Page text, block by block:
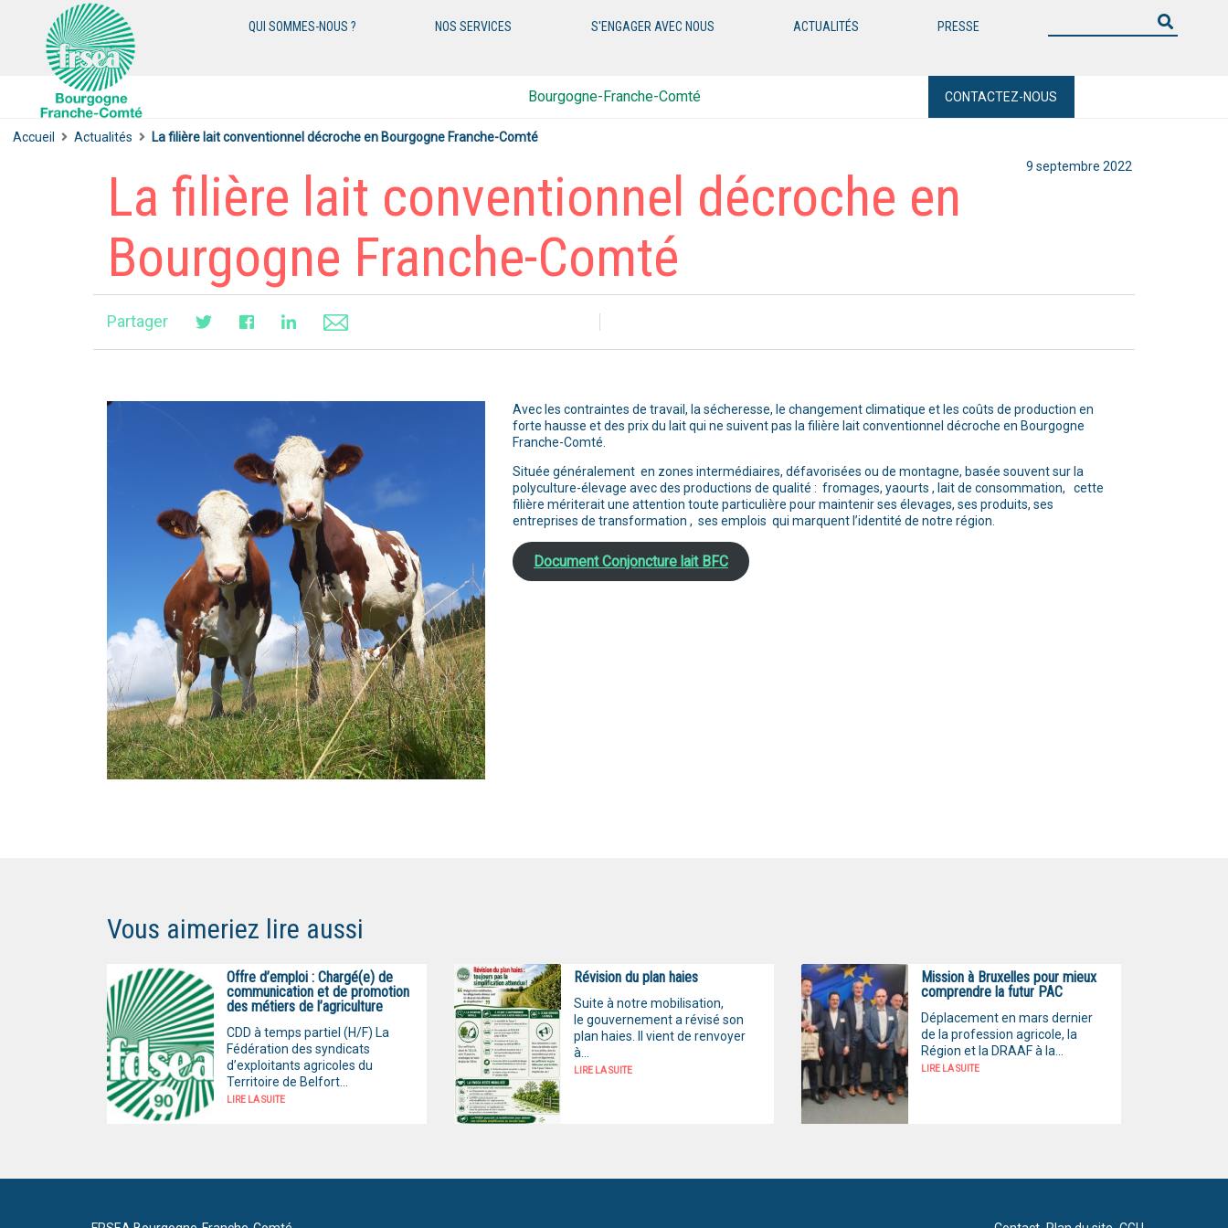
QUI SOMMES-NOUS ? NOS SERVICES S'ENGAGER AVEC NOUS ACTUALITÉS PRESSE
Bourgogne-Franche-Comté CONTACTEZ-NOUS
Accueil Actualités La filière lait conventionnel décroche en Bourgogne Franche-Comté
La filière lait conventionnel décroche en
Bourgogne Franche-Comté
9 septembre 2022
Partager
Avec les contraintes de travail, la sécheresse, le changement climatique et les coûts de production en
forte hausse et des prix du lait qui ne suivent pas la filière lait conventionnel décroche en Bourgogne
Franche-Comté.
Située généralement en zones intermédiaires, défavorisées ou de montagne, basée souvent sur la
polyculture-élevage avec des productions de qualité : fromages, yaourts , lait de consommation, cette
filière mériterait une attention toute particulière pour maintenir ses élevages, ses produits, ses
entreprises de transformation , ses emplois qui marquent l’identité de notre région.
Document Conjoncture lait BFC
Vous aimeriez lire aussi
Offre d’emploi : Chargé(e) de
communication et de promotion
des métiers de l’agriculture
CDD à temps partiel (H/F) La
Fédération des syndicats
d’exploitants agricoles du
Territoire de Belfort...
LIRE LA SUITE
Révision du plan haies
Suite à notre mobilisation,
le gouvernement a révisé son
plan haies. Il vient de renvoyer
à...
LIRE LA SUITE
Mission à Bruxelles pour mieux
comprendre la futur PAC
Déplacement en mars dernier
de la profession agricole, la
Région et la DRAAF à la...
LIRE LA SUITE